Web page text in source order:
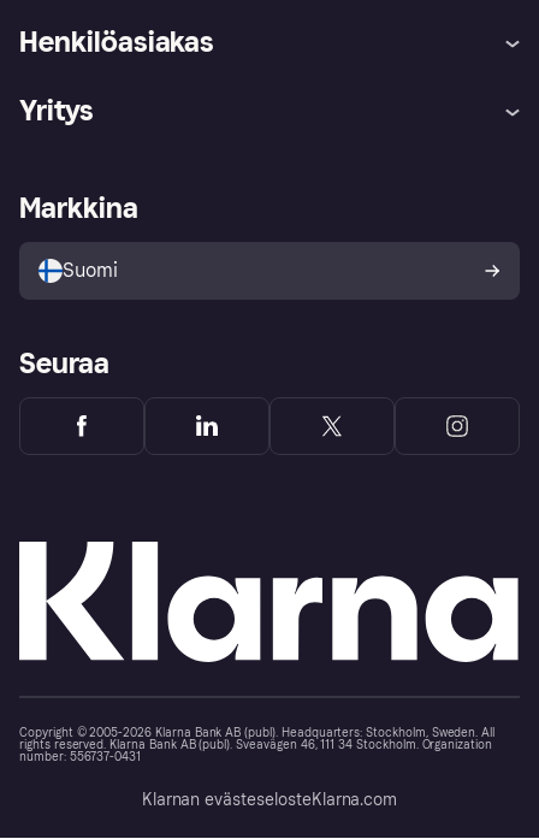
Henkilöasiakas
Kirjaudu sisään
Tutustu kauppoihin
Ostajan turva
Yritys
Kirjaudu sisään yrityksenä
Markkina
Suomi
Seuraa
Copyright © 2005-2026 Klarna Bank AB (publ). Headquarters: Stockholm, Sweden. All
rights reserved. Klarna Bank AB (publ). Sveavägen 46, 111 34 Stockholm. Organization
number: 556737-0431
Klarnan evästeselosteKlarna.com